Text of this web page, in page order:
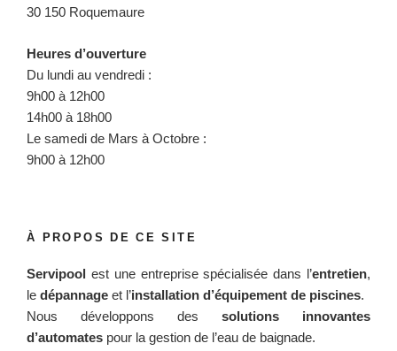
30 150 Roquemaure
Heures d’ouverture
Du lundi au vendredi :
9h00 à 12h00
14h00 à 18h00
Le samedi de Mars à Octobre :
9h00 à 12h00
À PROPOS DE CE SITE
Servipool est une entreprise spécialisée dans l’entretien,
le dépannage et l’installation d’équipement de piscines.
Nous développons des solutions innovantes
d’automates pour la gestion de l’eau de baignade.